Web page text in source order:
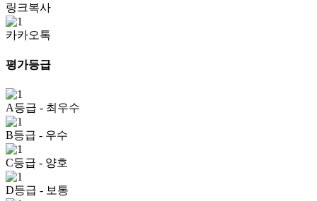
링크복사
카카오톡
평가등급
A등급 - 최우수
B등급 - 우수
C등급 - 양호
D등급 - 보통